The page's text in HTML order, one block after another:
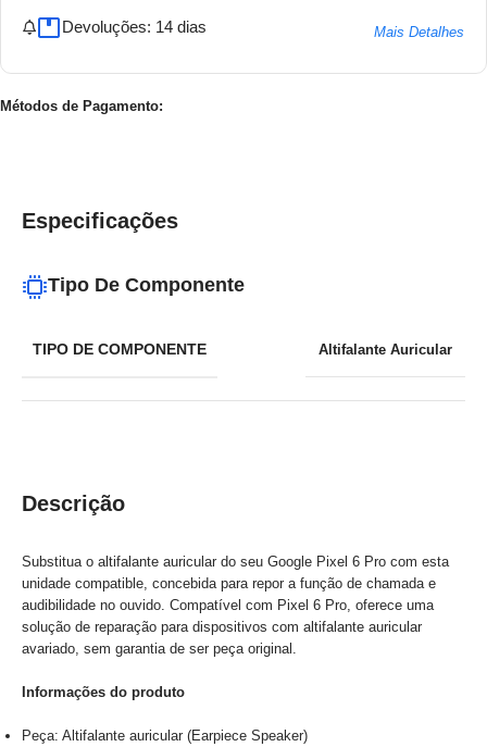
Devoluções: 14 dias Mais Detalhes
Métodos de Pagamento:
Descrição
Substitua o altifalante auricular do seu Google Pixel 6 Pro com esta
unidade compatible, concebida para repor a função de chamada e
audibilidade no ouvido. Compatível com Pixel 6 Pro, oferece uma
solução de reparação para dispositivos com altifalante auricular
avariado, sem garantia de ser peça original.
Informações do produto
Peça: Altifalante auricular (Earpiece Speaker)
Especificações
Tipo De Componente
TIPO DE COMPONENTE Altifalante Auricular